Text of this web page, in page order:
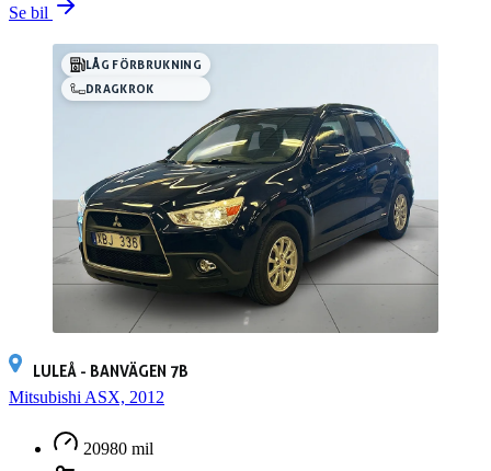
Se bil
LÅG FÖRBRUKNING
DRAGKROK
LULEÅ - BANVÄGEN 7B
Mitsubishi ASX, 2012
20980 mil